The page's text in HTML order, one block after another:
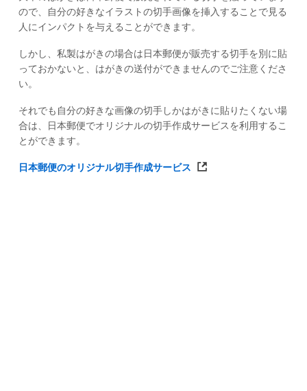
ので、自分の好きなイラストの切手画像を挿入することで見る
人にインパクトを与えることができます。
しかし、私製はがきの場合は日本郵便が販売する切手を別に貼
っておかないと、はがきの送付ができませんのでご注意くださ
い。
それでも自分の好きな画像の切手しかはがきに貼りたくない場
合は、日本郵便でオリジナルの切手作成サービスを利用するこ
とができます。
日本郵便のオリジナル切手作成サービス